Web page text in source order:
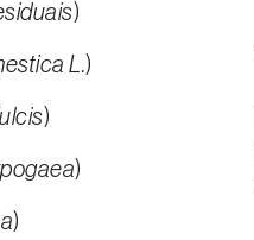
)
L.)
)
)
)